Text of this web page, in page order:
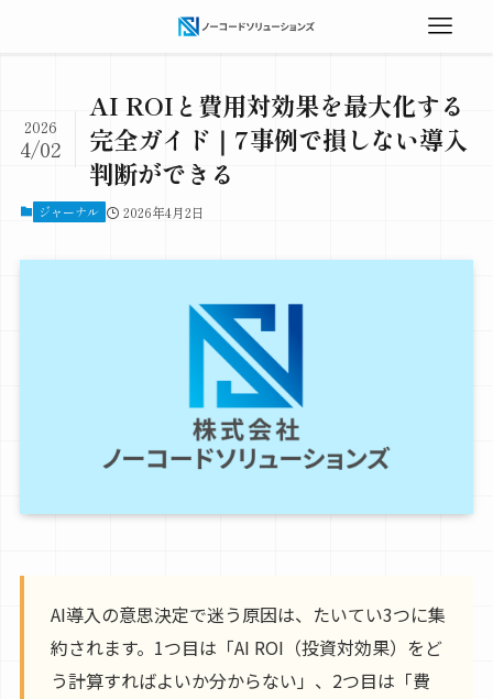
AI ROIと費用対効果を最大化する
完全ガイド｜7事例で損しない導入
判断ができる
2026
4/02
ジャーナル 2026年4月2日
AI導入の意思決定で迷う原因は、たいてい3つに集
約されます。1つ目は「AI ROI（投資対効果）をど
う計算すればよいか分からない」、2つ目は「費